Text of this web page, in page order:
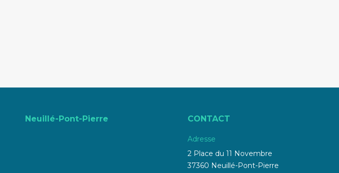
Neuillé-Pont-Pierre CONTACT
Adresse
2 Place du 11 Novembre
37360 Neuillé-Pont-Pierre